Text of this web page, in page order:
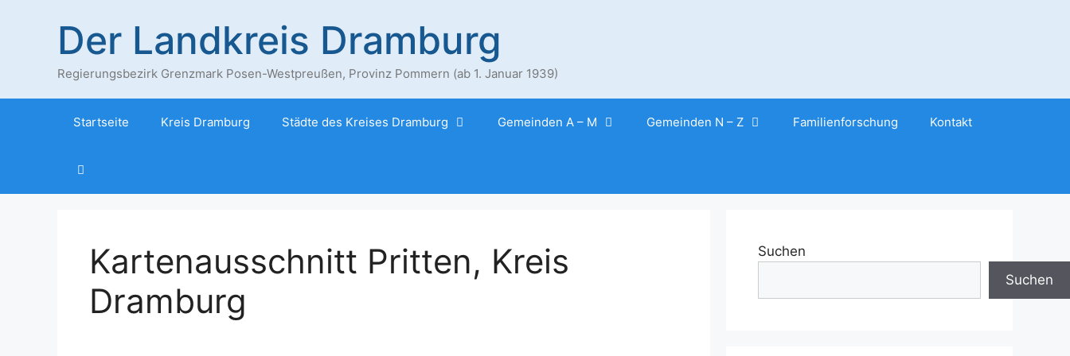
Der Landkreis Dramburg
Regierungsbezirk Grenzmark Posen-Westpreußen, Provinz Pommern (ab 1. Januar 1939)
Startseite Kreis Dramburg Städte des Kreises Dramburg Gemeinden A – M Gemeinden N – Z Familienforschung Kontakt
Kartenausschnitt Pritten, Kreis
Dramburg
Suchen
Suchen